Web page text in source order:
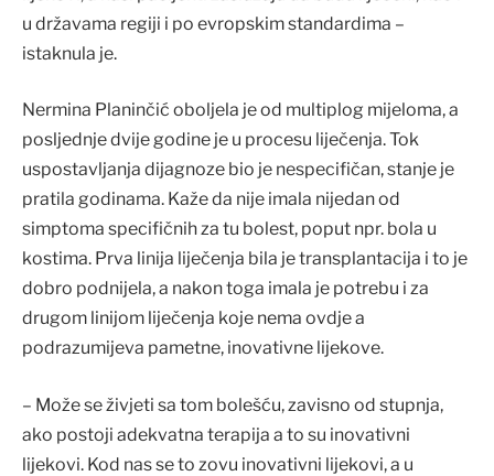
u državama regiji i po evropskim standardima –
istaknula je.
Nermina Planinčić oboljela je od multiplog mijeloma, a
posljednje dvije godine je u procesu liječenja. Tok
uspostavljanja dijagnoze bio je nespecifičan, stanje je
pratila godinama. Kaže da nije imala nijedan od
simptoma specifičnih za tu bolest, poput npr. bola u
kostima. Prva linija liječenja bila je transplantacija i to je
dobro podnijela, a nakon toga imala je potrebu i za
drugom linijom liječenja koje nema ovdje a
podrazumijeva pametne, inovativne lijekove.
– Može se živjeti sa tom bolešću, zavisno od stupnja,
ako postoji adekvatna terapija a to su inovativni
lijekovi. Kod nas se to zovu inovativni lijekovi, a u